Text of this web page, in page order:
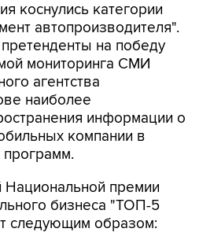
коснулись категории
автопроизводителя".
на победу
мониторинга СМИ
агентства
наиболее
информации о
компании в
программ.
Национальной премии
бизнеса "ТОП-5
следующим образом: